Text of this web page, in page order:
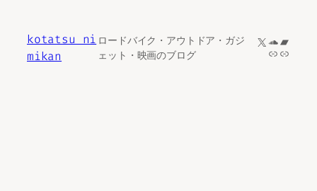
kotatsu ni
mikan
ロードバイク・アウトドア・ガジ
ェット・映画のブログ
X
リンクリンク